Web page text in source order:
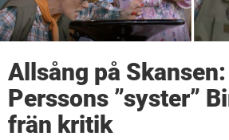
Allsång på
Perssons ”syster”
frän kritik